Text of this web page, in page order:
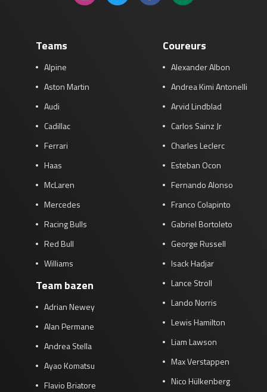
Teams
Alpine
Aston Martin
Audi
Cadillac
Ferrari
Haas
McLaren
Mercedes
Racing Bulls
Red Bull
Williams
Team bazen
Adrian Newey
Alan Permane
Andrea Stella
Ayao Komatsu
Flavio Briatore
Coureurs
Alexander Albon
Andrea Kimi Antonelli
Arvid Lindblad
Carlos Sainz Jr
Charles Leclerc
Esteban Ocon
Fernando Alonso
Franco Colapinto
Gabriel Bortoleto
George Russell
Isack Hadjar
Lance Stroll
Lando Norris
Lewis Hamilton
Liam Lawson
Max Verstappen
Nico Hülkenberg